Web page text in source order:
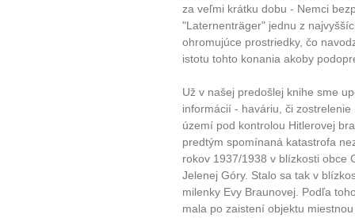
za veľmi krátku dobu - Nemci
"Laternenträger" jednu z
ohromujúce prostriedky, čo
istotu tohto konania akoby
Už v našej predošlej knihe sme
informácií - haváriu, či
území pod kontrolou Hitlerovej
predtým spomínaná katastrofa
rokov 1937/1938 v blízkosti obce
Jelenej Góry. Stalo sa tak v
milenky Evy Braunovej. Podľa
mala po zaistení objektu